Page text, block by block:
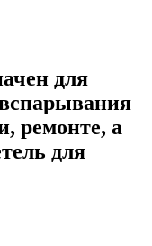
для
ремонте, а
для